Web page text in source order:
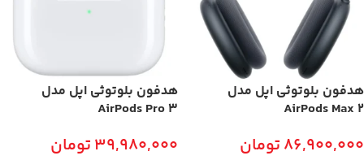
هدفون بلوتوثی اپل مدل
AirPods Max 2
86,900,000تومان
هدفون بلوتوثی اپل مدل
AirPods Pro 3
39,980,000تومان